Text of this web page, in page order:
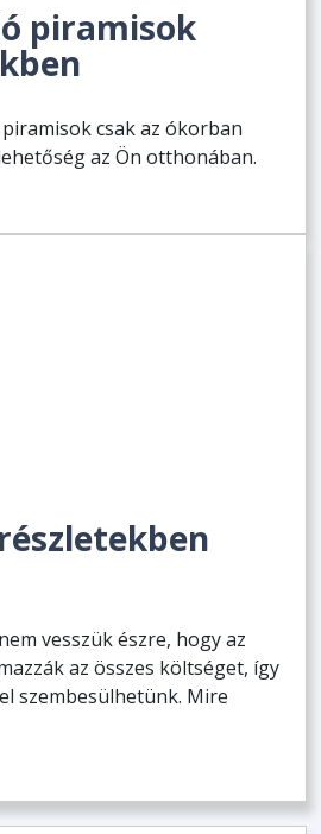
piramisok
csak az ókorban
az Ön otthonában.
vesszük észre, hogy az
az összes költséget, így
szembesülhetünk. Mire